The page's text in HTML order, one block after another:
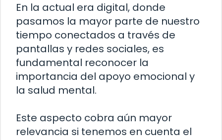
En la actual era digital, donde
pasamos la mayor parte de nuestro
tiempo conectados a través de
pantallas y redes sociales, es
fundamental reconocer la
importancia del apoyo emocional y
la salud mental.
Este aspecto cobra aún mayor
relevancia si tenemos en cuenta el